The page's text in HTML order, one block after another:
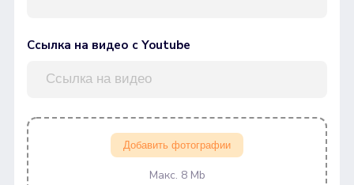
Ссылка на видео с Youtube
Добавить фотографии
Макс. 8 Mb